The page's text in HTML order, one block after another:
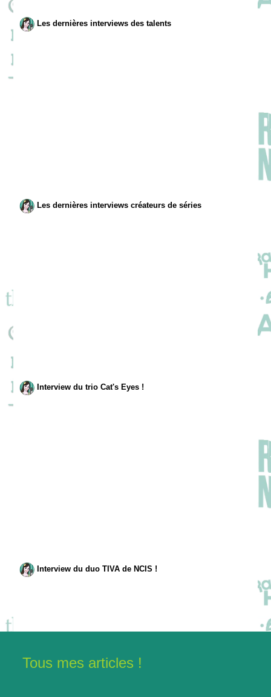
Les dernières interviews des talents
Les dernières interviews créateurs de séries
Interview du trio Cat's Eyes !
Interview du duo TIVA de NCIS !
Tous mes articles !